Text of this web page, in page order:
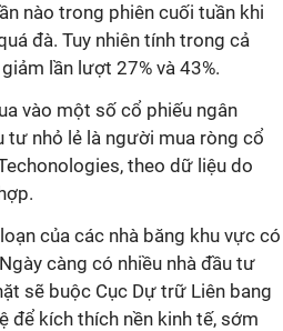
nào trong phiên cuối tuần khi
đà. Tuy nhiên tính trong cả
lần lượt 27% và 43%.
vào một số cổ phiếu ngân
tư nhỏ lẻ là người mua ròng cổ
theo dữ liệu do
của các nhà băng khu vực có
càng có nhiều nhà đầu tư
sẽ buộc Cục Dự trữ Liên bang
để kích thích nền kinh tế, sớm